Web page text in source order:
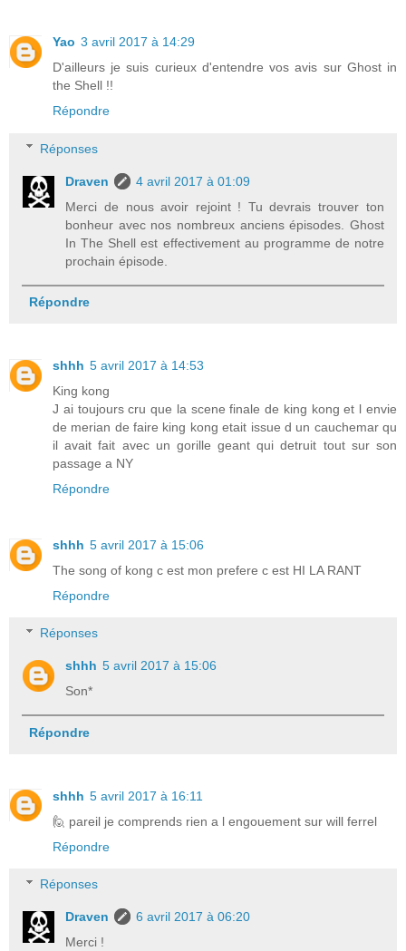
Yao 3 avril 2017 à 14:29
D'ailleurs je suis curieux d'entendre vos avis sur Ghost in
the Shell !!
Répondre
Réponses
Draven
4 avril 2017 à 01:09
Merci de nous avoir rejoint ! Tu devrais trouver ton
bonheur avec nos nombreux anciens épisodes. Ghost
In The Shell est effectivement au programme de notre
prochain épisode.
Répondre
shhh 5 avril 2017 à 14:53
King kong
J ai toujours cru que la scene finale de king kong et l envie
de merian de faire king kong etait issue d un cauchemar qu
il avait fait avec un gorille geant qui detruit tout sur son
passage a NY
Répondre
shhh 5 avril 2017 à 15:06
The song of kong c est mon prefere c est HI LA RANT
Répondre
Réponses
shhh 5 avril 2017 à 15:06
Son*
Répondre
shhh 5 avril 2017 à 16:11
🙋 pareil je comprends rien a l engouement sur will ferrel
Répondre
Réponses
Draven
6 avril 2017 à 06:20
Merci !